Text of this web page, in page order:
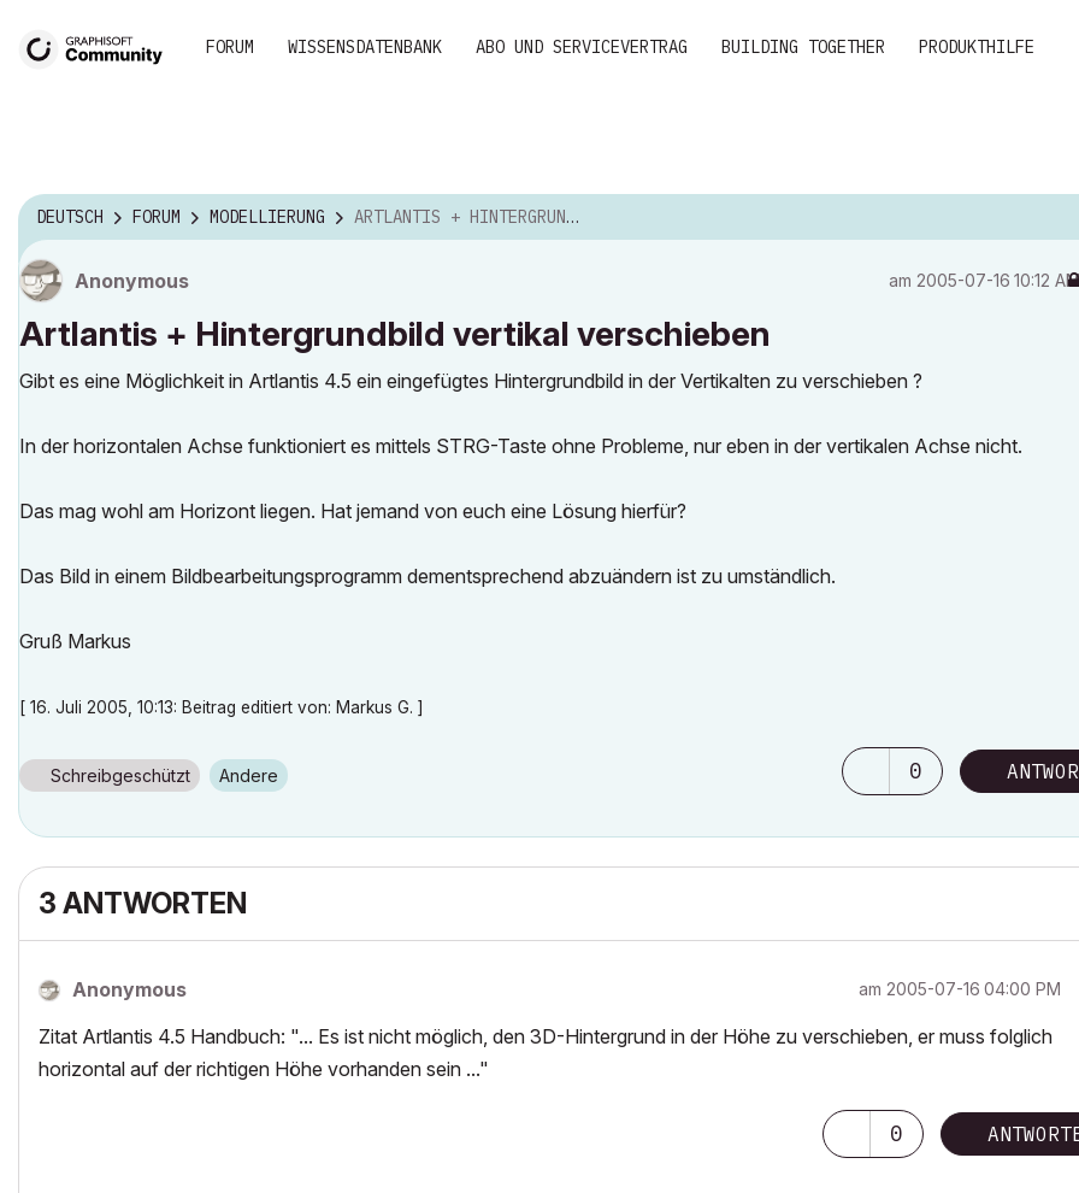
FORUM WISSENSDATENBANK ABO UND SERVICEVERTRAG BUILDING TOGETHER PRODUKTHILFE
DEUTSCH FORUM MODELLIERUNG ARTLANTIS + HINTERGRUNDBILD VERTIKAL VERSCHIEBEN
Anonymous am ‎2005-07-16 10:12 AM
Artlantis + Hintergrundbild vertikal verschieben
Gibt es eine Möglichkeit in Artlantis 4.5 ein eingefügtes Hintergrundbild in der Vertikalten zu verschieben ?
In der horizontalen Achse funktioniert es mittels STRG-Taste ohne Probleme, nur eben in der vertikalen Achse nicht.
Das mag wohl am Horizont liegen. Hat jemand von euch eine Lösung hierfür?
Das Bild in einem Bildbearbeitungsprogramm dementsprechend abzuändern ist zu umständlich.
Gruß Markus
[ 16. Juli 2005, 10:13: Beitrag editiert von: Markus G. ]
Schreibgeschützt Andere 0
3 ANTWORTEN
Anonymous am ‎2005-07-16 04:00 PM
Zitat Artlantis 4.5 Handbuch: "... Es ist nicht möglich, den 3D-Hintergrund in der Höhe zu verschieben, er muss folglich
horizontal auf der richtigen Höhe vorhanden sein ..."
0